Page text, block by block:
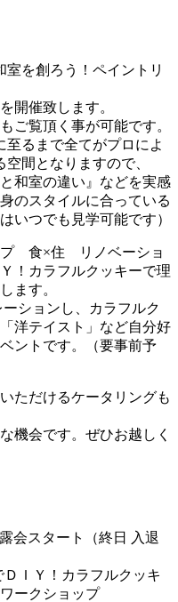
室を創ろう！ペイントリ
開催致します。
ご覧頂く事が可能です。
至るまで全てがプロによ
間となりますので、
和室の違い』などを実感
のスタイルに合っている
いつでも見学可能です）
プ 食×住 リノベーショ
！カラフルクッキーで理
ます。
ションし、カラフルク
洋テイスト」など自分好
ントです。（要事前予
ただけるケータリングも
機会です。ぜひお越しく
タート（終日 入退
ＩＹ！カラフルクッキ
ークショップ